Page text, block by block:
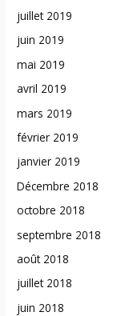
juillet 2019
juin 2019
mai 2019
avril 2019
mars 2019
février 2019
janvier 2019
Décembre 2018
octobre 2018
septembre 2018
août 2018
juillet 2018
juin 2018